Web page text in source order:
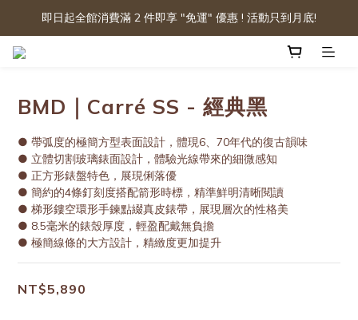
即日起全館消費滿 2 件即享 "免運" 優惠 ! 活動只到月底!
BMD｜Carré SS - 經典黑
● 帶弧度的極簡方型表面設計，體現6、70年代的復古韻味
● 立體切割玻璃錶面設計，體驗光線帶來的細微感知
● 正方形錶盤特色，展現俐落優
● 簡約的4條釘刻度搭配箭形時標，精準鮮明清晰閱讀
● 梯形鏤空環形手鍊點綴真皮錶帶，展現層次的性格美
● 8.5毫米的錶殼厚度，輕盈配戴無負擔
● 極簡線條的大方設計，精緻度更加提升
NT$5,890